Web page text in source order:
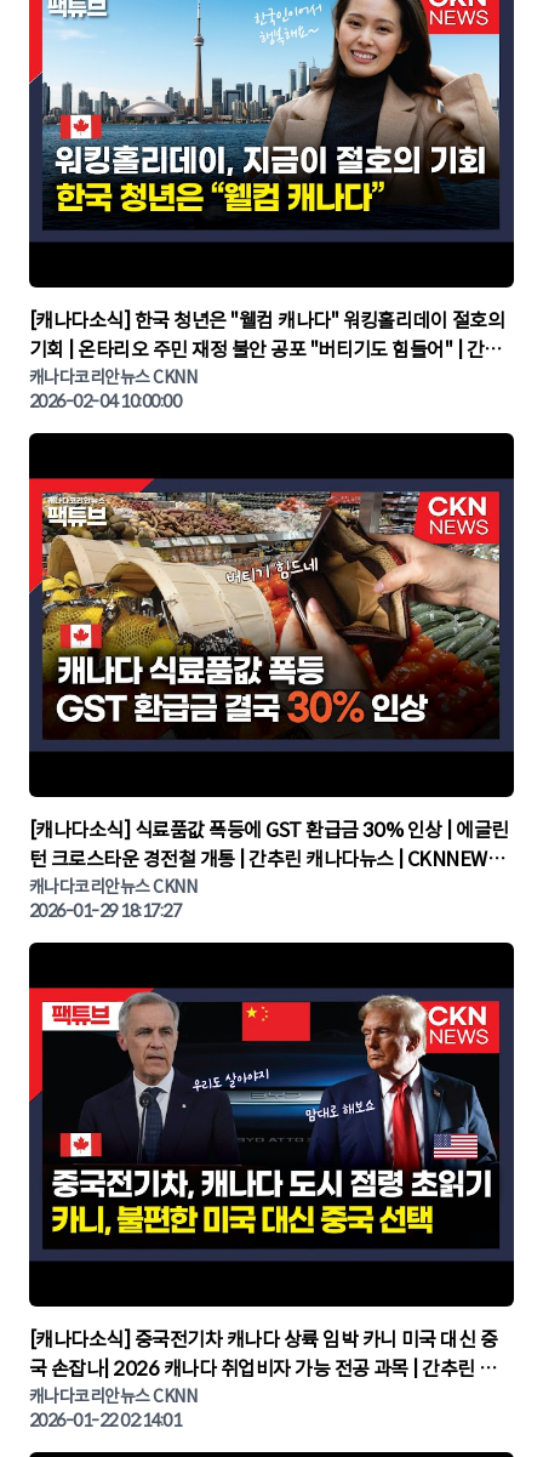
▶
[캐나다소식] 한국 청년은 "웰컴 캐나다" 워킹홀리데이 절호의
기회 | 온타리오 주민 재정 불안 공포 "버티기도 힘들어" | 간추
린 캐나다뉴스 | CKNNEWS, 캐나다코리안뉴스
캐나다코리안뉴스 CKNN
2026-02-04 10:00:00
▶
[캐나다소식] 식료품값 폭등에 GST 환급금 30% 인상 | 에글린
턴 크로스타운 경전철 개통 | 간추린 캐나다뉴스 | CKNNEWS,
캐나다코리안뉴스
캐나다코리안뉴스 CKNN
2026-01-29 18:17:27
▶
[캐나다소식] 중국전기차 캐나다 상륙 임박 카니 미국 대신 중
국 손잡나| 2026 캐나다 취업비자 가능 전공 과목 | 간추린 캐
나다뉴스 | CKNNEWS, 캐나다코리안뉴스
캐나다코리안뉴스 CKNN
2026-01-22 02:14:01